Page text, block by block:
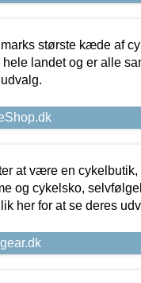
største kæde af
landet og er alle
at være en cykelbutik,
og cykelsko,
her for at se deres